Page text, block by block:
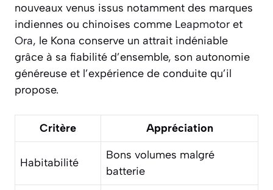
nouveaux venus issus notamment des marques
indiennes ou chinoises comme Leapmotor et
Ora, le Kona conserve un attrait indéniable
grâce à sa fiabilité d’ensemble, son autonomie
généreuse et l’expérience de conduite qu’il
propose.
Critère Appréciation
Habitabilité
Bons volumes malgré
batterie